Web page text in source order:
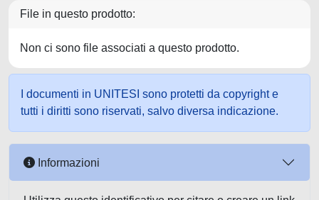
File in questo prodotto:
Non ci sono file associati a questo prodotto.
I documenti in UNITESI sono protetti da copyright e
tutti i diritti sono riservati, salvo diversa indicazione.
Informazioni